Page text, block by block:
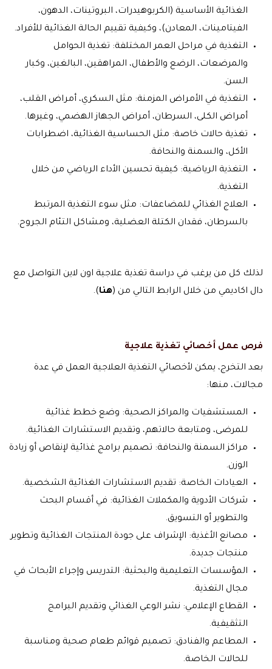
الغذائية الأساسية (الكربوهيدرات، البروتينات، الدهون،
الفيتامينات، المعادن)، وكيفية تقييم الحالة الغذائية للأفراد.
التغذية في مراحل العمر المختلفة: تغذية الحوامل
والمرضعات، الرضع والأطفال، المراهقين، البالغين، وكبار
السن.
التغذية في الأمراض المزمنة: مثل السكري، أمراض القلب،
أمراض الكلى، السرطان، أمراض الجهاز الهضمي، وغيرها.
تغذية حالات خاصة: مثل الحساسية الغذائية، اضطرابات
الأكل، والسمنة والنحافة.
التغذية الرياضية: كيفية تحسين الأداء الرياضي من خلال
التغذية.
العلاج الغذائي للمضاعفات: مثل سوء التغذية المرتبط
بالسرطان، فقدان الكتلة العضلية، ومشاكل التئام الجروح.
لذلك كل من يرغب في دراسة تغذية علاجية اون لاين التواصل مع
دال اكاديمي من خلال الرابط التالي من (هنا).
فرص عمل أخصائي تغذية علاجية
بعد التخرج، يمكن لأخصائي التغذية العلاجية العمل في عدة
مجالات، منها:
المستشفيات والمراكز الصحية: وضع خطط غذائية
للمرضى، ومتابعة حالاتهم، وتقديم الاستشارات الغذائية.
مراكز السمنة والنحافة: تصميم برامج غذائية لإنقاص أو زيادة
الوزن.
العيادات الخاصة: تقديم الاستشارات الغذائية الشخصية.
شركات الأدوية والمكملات الغذائية: في أقسام البحث
والتطوير أو التسويق.
مصانع الأغذية: الإشراف على جودة المنتجات الغذائية وتطوير
منتجات جديدة.
المؤسسات التعليمية والبحثية: التدريس وإجراء الأبحاث في
مجال التغذية.
القطاع الإعلامي: نشر الوعي الغذائي وتقديم البرامج
التثقيفية.
المطاعم والفنادق: تصميم قوائم طعام صحية ومناسبة
للحالات الخاصة.